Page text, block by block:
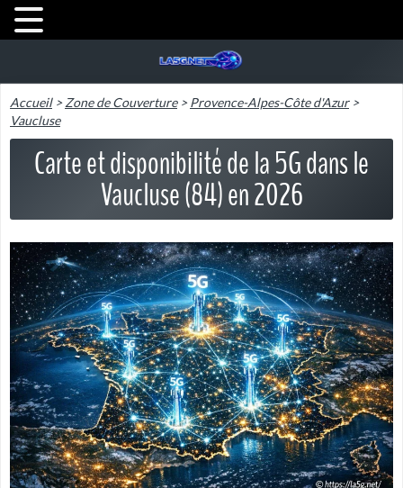
Accueil>Zone de Couverture>Provence-Alpes-Côte d'Azur>
Vaucluse
Carte et disponibilité de la 5G dans le
Vaucluse (84) en 2026